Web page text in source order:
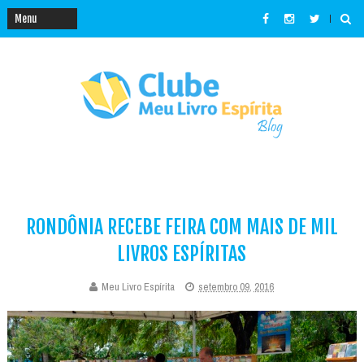
RONDÔNIA RECEBE FEIRA COM MAIS DE MIL
LIVROS ESPÍRITAS
Meu Livro Espírita setembro 09, 2016